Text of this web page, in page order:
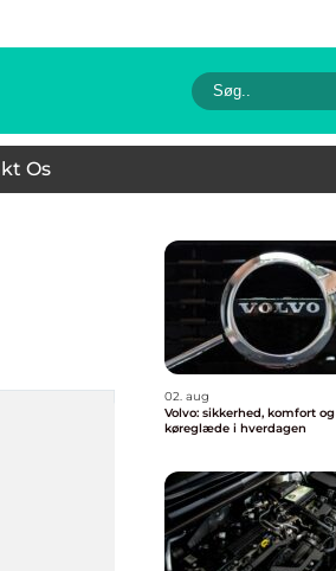
Os
02. aug
Volvo: sikkerhed, komfort og
køreglæde i hverdagen